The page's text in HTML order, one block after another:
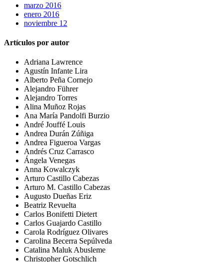
marzo 2016
enero 2016
noviembre 12
Artículos por autor
Adriana Lawrence
Agustín Infante Lira
Alberto Peña Cornejo
Alejandro Führer
Alejandro Torres
Alina Muñoz Rojas
Ana María Pandolfi Burzio
André Jouffé Louis
Andrea Durán Zúñiga
Andrea Figueroa Vargas
Andrés Cruz Carrasco
Ángela Venegas
Anna Kowalczyk
Arturo Castillo Cabezas
Arturo M. Castillo Cabezas
Augusto Dueñas Eriz
Beatriz Revuelta
Carlos Bonifetti Dietert
Carlos Guajardo Castillo
Carola Rodríguez Olivares
Carolina Becerra Sepúlveda
Catalina Maluk Abusleme
Christopher Gotschlich